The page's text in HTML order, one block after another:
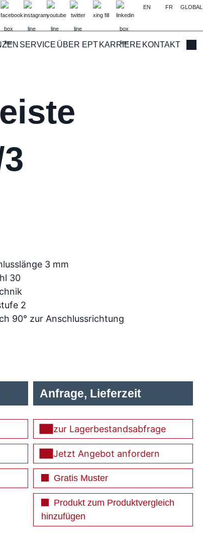
EN FR GLOBAL
SERVICE ÜBER EPTKARRIERE KONTAKT
3 mm
30
2
90° zur Anschlussrichtung
Anfrage, Lieferzeit
zur Lagerbestandsabfrage
Jetzt Angebot anfordern
Gratis Muster
Produkt zum Produktvergleich
hinzufügen